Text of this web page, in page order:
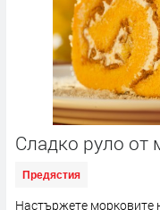
Сладко руло от
Предястия
Настържете морковите